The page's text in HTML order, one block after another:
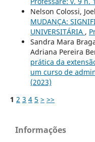
Nelson Colossi,
MUDANÇA:
UNIVERSITÁRIA ,
Sandra Mara
Adriana Pereira
prática da
um curso de
(2023)
1 2 3 4 5 > >>
Informações